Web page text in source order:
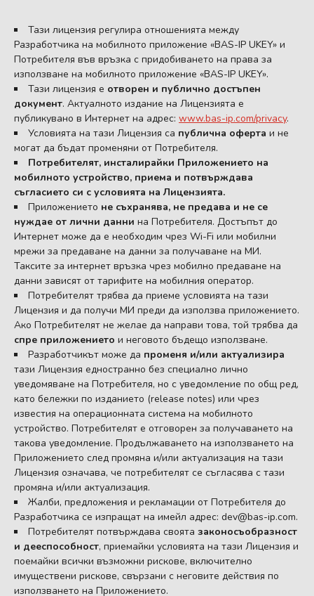
Тази лицензия регулира отношенията между
Разработчика на мобилното приложение «BAS-IP UKEY» и
Потребителя във връзка с придобиването на права за
използване на мобилното приложение «BAS-IP UKEY».
Тази лицензия е отворен и публично достъпен
документ. Актуалното издание на Лицензията е
публикувано в Интернет на адрес: www.bas-ip.com/privacy.
Условията на тази Лицензия са публична оферта и не
могат да бъдат променяни от Потребителя.
Потребителят, инсталирайки Приложението на
мобилното устройство, приема и потвърждава
съгласието си с условията на Лицензията.
Приложението не съхранява, не предава и не се
нуждае от лични данни на Потребителя. Достъпът до
Интернет може да е необходим чрез Wi-Fi или мобилни
мрежи за предаване на данни за получаване на МИ.
Таксите за интернет връзка чрез мобилно предаване на
данни зависят от тарифите на мобилния оператор.
Потребителят трябва да приеме условията на тази
Лицензия и да получи МИ преди да използва приложението.
Ако Потребителят не желае да направи това, той трябва да
спре приложението и неговото бъдещо използване.
Разработчикът може да променя и/или актуализира
тази Лицензия едностранно без специално лично
уведомяване на Потребителя, но с уведомление по общ ред,
като бележки по изданието (release notes) или чрез
известия на операционната система на мобилното
устройство. Потребителят е отговорен за получаването на
такова уведомление. Продължаването на използването на
Приложението след промяна и/или актуализация на тази
Лицензия означава, че потребителят се съгласява с тази
промяна и/или актуализация.
Жалби, предложения и рекламации от Потребителя до
Разработчика се изпращат на имейл адрес: dev@bas-ip.com.
Потребителят потвърждава своята законосъобразност
и дееспособност, приемайки условията на тази Лицензия и
поемайки всички възможни рискове, включително
имуществени рискове, свързани с неговите действия по
използването на Приложението.